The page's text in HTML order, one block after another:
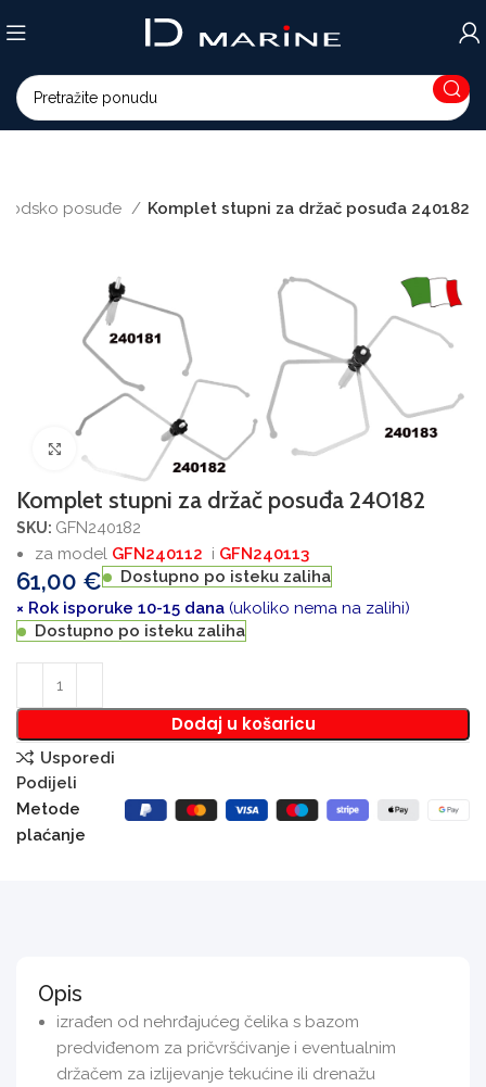
posuđe Komplet stupni za držač posuđa 240182
Povećajte sliku
Komplet stupni za držač posuđa 240182
SKU: GFN240182
za model GFN240112 i GFN240113
61,00 €
Dostupno po isteku zaliha
× Rok isporuke 10-15 dana (ukoliko nema na zalihi)
Dostupno po isteku zaliha
Dodaj u košaricu
Usporedi
Podijeli
Metode
plaćanje
Opis
izrađen od nehrđajućeg čelika s bazom
predviđenom za pričvršćivanje i eventualnim
držačem za izlijevanje tekućine ili drenažu